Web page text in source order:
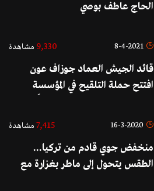
الحاج عاطف بوصي
8-4-2021
9,330 مشاهدة
قائد الجيش العماد جوزاف عون
افتتح حملة التلقيح في المؤسسة
مركزاً صحياً عسكرياً على كل الاراضي
16-3-2020
7,415 مشاهدة
منخفض جوي قادم من تركيا...
الطقس يتحول إلى ماطر بغزارة مع